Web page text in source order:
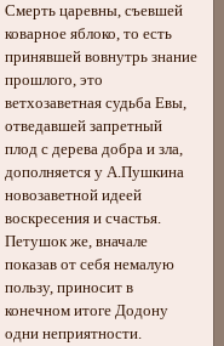
Смерть царевны, съевшей
коварное яблоко, то есть
принявшей вовнутрь знание
прошлого, это
ветхозаветная судьба Евы,
отведавшей запретный
плод с дерева добра и зла,
дополняется у А.Пушкина
новозаветной идеей
воскресения и счастья.
Петушок же, вначале
показав от себя немалую
пользу, приносит в
конечном итоге Додону
одни неприятности.